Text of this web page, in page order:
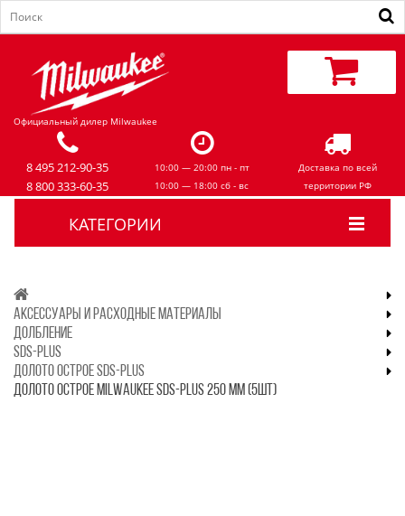
Официальный дилер Milwaukee
8 495 212-90-35
8 800 333-60-35
10:00 — 20:00 пн - пт
10:00 — 18:00 сб - вс
Доставка по всей
территории РФ
КАТЕГОРИИ
АКСЕССУАРЫ И РАСХОДНЫЕ МАТЕРИАЛЫ
ДОЛБЛЕНИЕ
SDS-PLUS
ДОЛОТО ОСТРОЕ SDS-PLUS
ДОЛОТО ОСТРОЕ MILWAUKEE SDS-PLUS 250 ММ (5ШТ)